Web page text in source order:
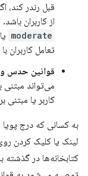
قبل رندر کند،
از کاربران
moderate ​​یا
تعامل کاربران
قوانین حدس و
می‌تواند
کاربر یا
به کسانی که درج پویا
لینک یا کلیک کردن
کتابخانه‌ها در گذشته با